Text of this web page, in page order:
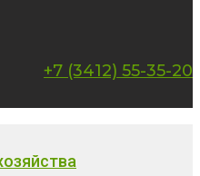
+7 (3412) 55-35-20